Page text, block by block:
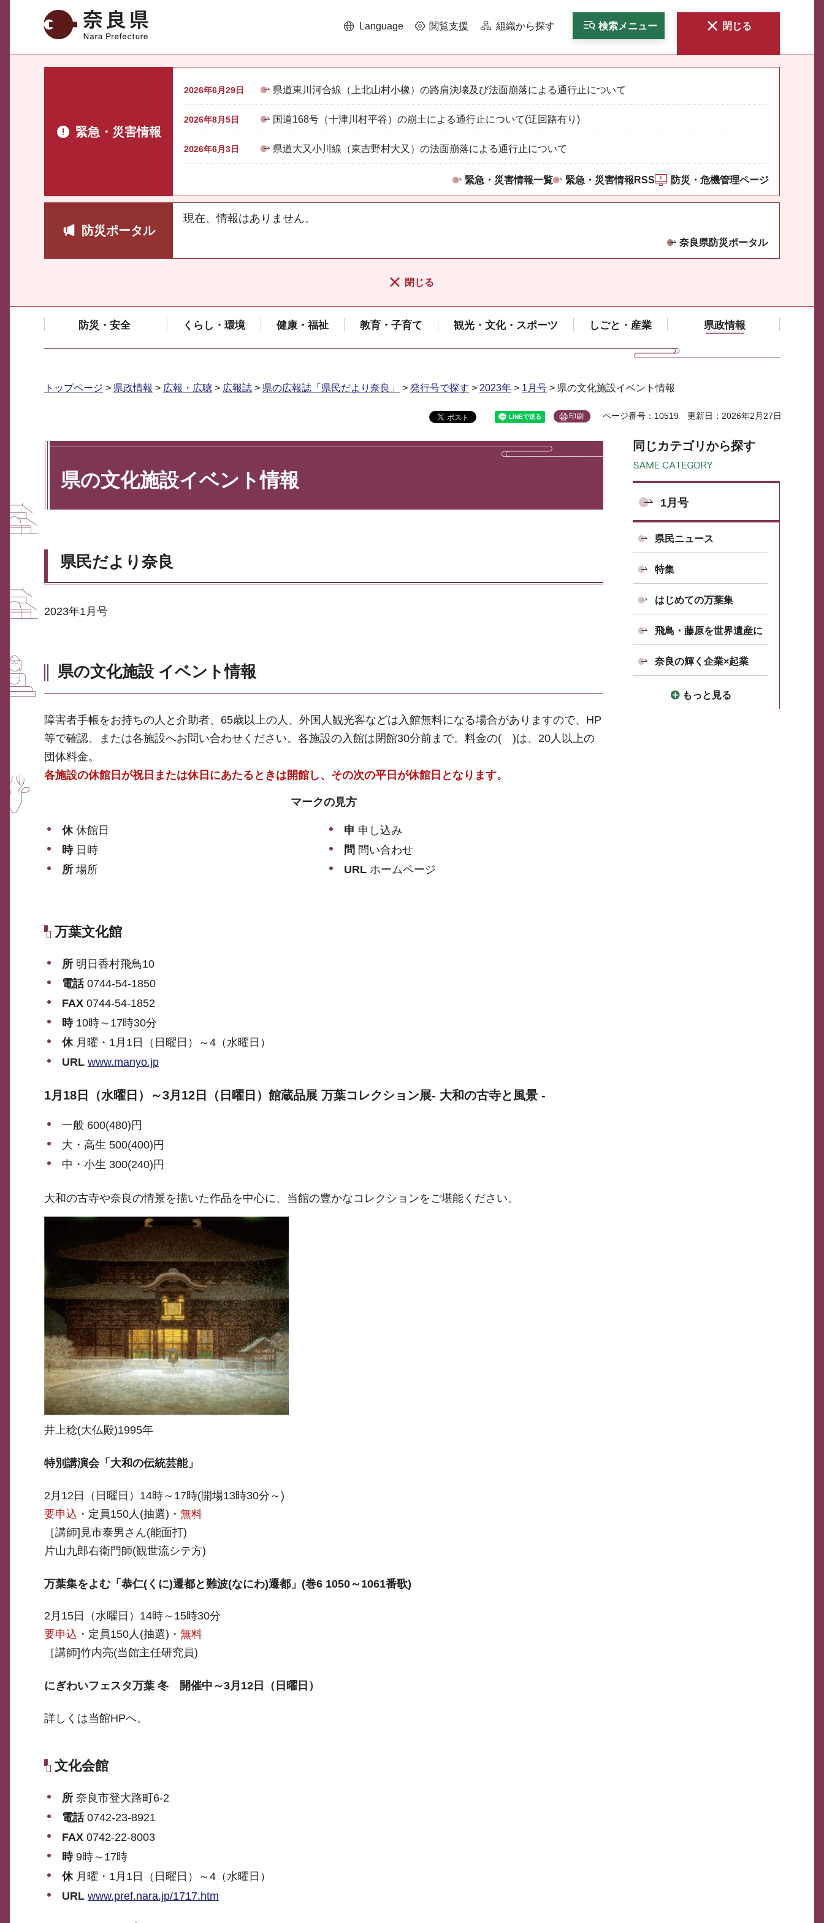
奈良県 Language 閲覧支援 組織から探す 検索メニュー 閉じる
緊急・災害情報
2026年6月29日 県道東川河合線（上北山村小橡）の路肩決壊及び法面崩落による通行止について
2026年8月5日 国道168号（十津川村平谷）の崩土による通行止について(迂回路有り)
2026年6月3日 県道大又小川線（東吉野村大又）の法面崩落による通行止について
緊急・災害情報一覧 緊急・災害情報RSS 防災・危機管理ページ
防災ポータル
現在、情報はありません。
奈良県防災ポータル
閉じる
防災・安全 くらし・環境 健康・福祉 教育・子育て 観光・文化・スポーツ しごと・産業 県政情報
トップページ > 県政情報 > 広報・広聴 > 広報誌 > 県の広報誌「県民だより奈良」 > 発行号で探す > 2023年 > 1月号 > 県の文化施設イベント情報
印刷 ページ番号：10519 更新日：2026年2月27日
県の文化施設イベント情報
県民だより奈良
2023年1月号
県の文化施設 イベント情報
障害者手帳をお持ちの人と介助者、65歳以上の人、外国人観光客などは入館無料になる場合がありますので、HP
等で確認、または各施設へお問い合わせください。各施設の入館は閉館30分前まで。料金の( )は、20人以上の
団体料金。
各施設の休館日が祝日または休日にあたるときは開館し、その次の平日が休館日となります。
マークの見方
休 休館日
時 日時
所 場所
申 申し込み
問 問い合わせ
URL ホームページ
万葉文化館
所 明日香村飛鳥10
電話0744-54-1850
FAX0744-54-1852
時 10時～17時30分
休 月曜・1月1日（日曜日）～4（水曜日）
URL www.manyo.jp
1月18日（水曜日）～3月12日（日曜日） 館蔵品展 万葉コレクション展- 大和の古寺と風景 -
一般 600(480)円
大・高生 500(400)円
中・小生 300(240)円
大和の古寺や奈良の情景を描いた作品を中心に、当館の豊かなコレクションをご堪能ください。
井上稔(大仏殿)1995年
特別講演会「大和の伝統芸能」
2月12日（日曜日）14時～17時(開場13時30分～)
要申込 ・定員150人(抽選)・ 無料
［講師]見市泰男さん(能面打)
片山九郎右衛門師(観世流シテ方)
万葉集をよむ「恭仁(くに)遷都と難波(なにわ)遷都」 (巻6 1050～1061番歌)
2月15日（水曜日）14時～15時30分
要申込 ・定員150人(抽選)・ 無料
［講師]竹内亮(当館主任研究員)
にぎわいフェスタ万葉 冬 開催中～3月12日（日曜日）
詳しくは当館HPへ。
文化会館
所 奈良市登大路町6-2
電話0742-23-8921
FAX0742-22-8003
時 9時～17時
休 月曜・1月1日（日曜日）～4（水曜日）
URL www.pref.nara.jp/1717.htm
同じカテゴリから探す
1月号
県民ニュース
特集
はじめての万葉集
飛鳥・藤原を世界遺産に
奈良の輝く企業×起業
もっと見る